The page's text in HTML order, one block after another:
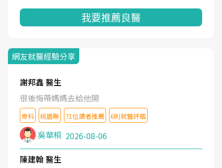
我要推薦良醫
網友就醫經驗分享
謝邦鑫 醫生
很後悔帶媽媽去給他開
骨科 桃園縣 71位讀者推薦 6則就醫評鑑
吳華桐 2026-08-06
陳建翰 醫生